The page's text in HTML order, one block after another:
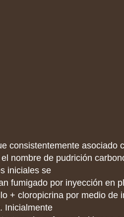
consistentemente asociado
nombre de pudrición
iniciales se
fumigado por inyección en
+ cloropicrina por medio de
Inicialmente